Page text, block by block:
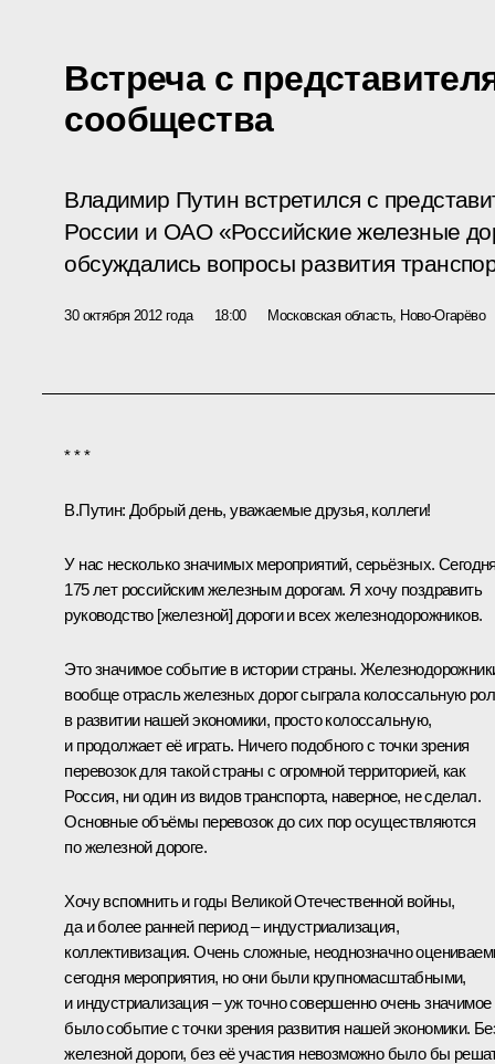
Встреча с
сообщества
Владимир Путин встретился с
России и ОАО «Российские железные
обсуждались вопросы развития
30 октября 2012 года 18:00 Московская область, Ново-Огарёво
* * *
В.Путин: Добрый день, уважаемые друзья, коллеги!
У нас несколько значимых мероприятий, серьёзных.
175 лет российским железным дорогам. Я хочу поздравить
руководство [железной] дороги и всех железнодорожников.
Это значимое событие в истории страны.
вообще отрасль железных дорог сыграла колоссальную
в развитии нашей экономики, просто колоссальную,
и продолжает её играть. Ничего подобного с точки зрения
перевозок для такой страны с огромной территорией, как
Россия, ни один из видов транспорта, наверное, не сделал.
Основные объёмы перевозок до сих пор осуществляются
по железной дороге.
Хочу вспомнить и годы Великой Отечественной войны,
да и более ранней период – индустриализация,
коллективизация. Очень сложные, неоднозначно
сегодня мероприятия, но они были крупномасштабными,
и индустриализация – уж точно совершенно очень значимое
было событие с точки зрения развития нашей экономики.
железной дороги, без её участия невозможно было бы